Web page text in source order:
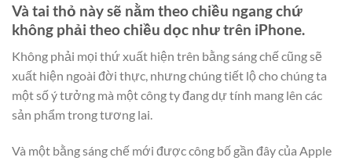
Và tai thỏ này sẽ nằm theo chiều ngang chứ
không phải theo chiều dọc như trên iPhone.
Không phải mọi thứ xuất hiện trên bằng sáng chế cũng sẽ
xuất hiện ngoài đời thực, nhưng chúng tiết lộ cho chúng ta
một số ý tưởng mà một công ty đang dự tính mang lên các
sản phẩm trong tương lai.
Và một bằng sáng chế mới được công bố gần đây của Apple